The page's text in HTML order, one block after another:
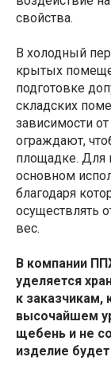
свойства.
В холодный
крытых
подготовке
складских
зависимости
ограждают,
площадке. Для
основном
благодаря
осуществлять
вес.
В компании
уделяется
к заказчикам,
высочайшем
щебень и не
изделие